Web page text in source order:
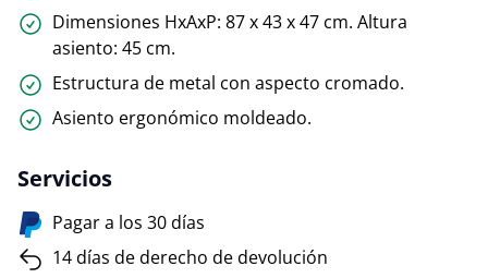
Dimensiones HxAxP: 87 x 43 x 47 cm. Altura
asiento: 45 cm.
Estructura de metal con aspecto cromado.
Asiento ergonómico moldeado.
Servicios
Pagar a los 30 días
14 días de derecho de devolución